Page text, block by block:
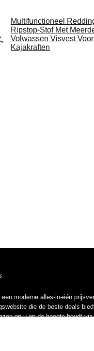
Multifunctioneel
Ripstop-Stof Met
Volwassen Visvest Voor
Kajakraften
een moderne alles-in-één
die de beste deals
en u op de hoogte houdt